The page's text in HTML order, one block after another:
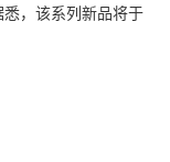
，该系列新品将于